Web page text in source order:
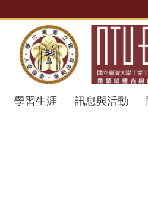
學習生涯 訊息與活動